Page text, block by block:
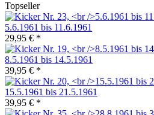
Topseller
5.6.1961 bis 11.6.1961
29,95 € *
8.5.1961 bis 14.5.1961
39,95 € *
15.5.1961 bis 21.5.1961
39,95 € *